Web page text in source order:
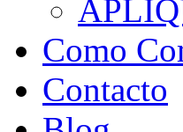
Como
Contacto